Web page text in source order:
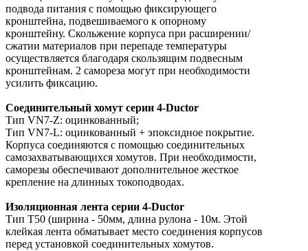
подвода питания с помощью фиксирующего
кронштейна, подвешиваемого к опорному
кронштейну. Скольжение корпуса при расширении/
сжатии материалов при перепаде температуры
осуществляется благодаря скользящим подвесным
кронштейнам. 2 самореза могут при необходимости
усилить фиксацию.
Соединительный хомут серии 4-Ductor
Тип VN7-Z: оцинкованный;
Тип VN7-L: оцинкованный + эпоксидное покрытие.
Корпуса соединяются с помощью соединительных
самозахватывающихся хомутов. При необходимости,
саморезы обеспечивают дополнительное жесткое
крепление на длинных токоподводах.
Изоляционная лента серии 4-Ductor
Тип T50 (ширина - 50мм, длина рулона - 10м. Этой
клейкая лента обматывает место соединения корпусов
перед установкой соединительных хомутов.